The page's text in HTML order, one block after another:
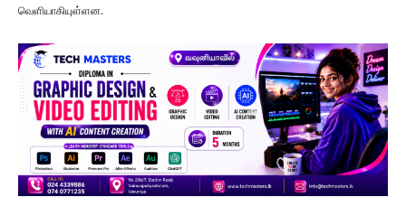
வெளியாகியுள்ளன.